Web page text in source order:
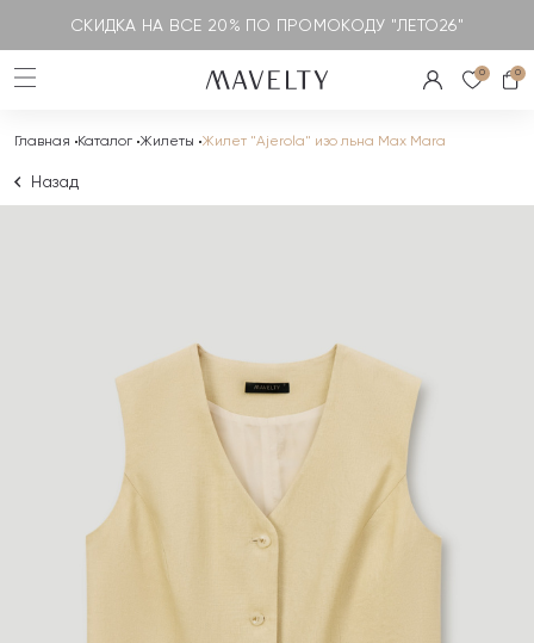
СКИДКА НА ВСЕ 20% ПО ПРОМОКОДУ "ЛЕТО26"
0 0
Главная Каталог Жилеты Жилет "Ajerola" изо льна Max Mara
Назад